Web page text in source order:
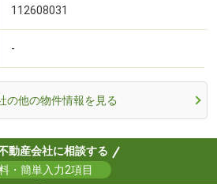
112608031
-
の他の物件情報を見る
動産会社に相談する
・簡単入力2項目